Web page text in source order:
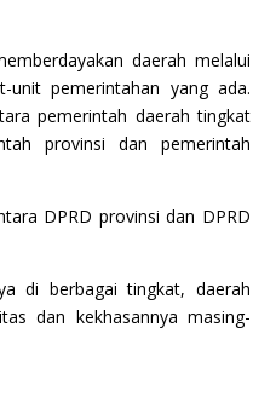
daerah melalui
pemerintahan yang ada.
pemerintah daerah tingkat
provinsi dan pemerintah
DPRD provinsi dan DPRD
di berbagai tingkat, daerah
dan kekhasannya masing-